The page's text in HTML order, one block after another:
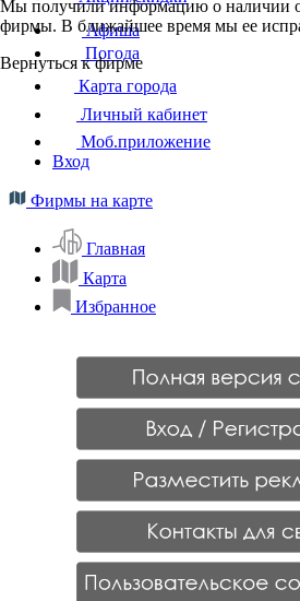
Мы получили информацию о наличии
фирмы. В ближайшее время мы ее
Вернуться к фирме
Афиша
Погода
Карта города
Личный кабинет
Моб.приложение
Вход
Фирмы на карте
Главная
Карта
Избранное